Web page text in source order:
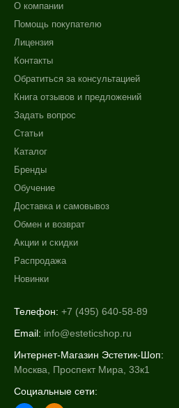
О компании
Помощь покупателю
Лицензия
Контакты
Обратиться за консультацией
Книга отзывов и предложений
Задать вопрос
Статьи
Каталог
Бренды
Обучение
Доставка и самовывоз
Обмен и возврат
Акции и скидки
Распродажа
Новинки
Телефон: +7 (495) 640-58-89
Email: info@esteticshop.ru
Интернет-Магазин Эстетик-Шоп:
Москва, Проспект Мира, 33к1
Социальные сети: